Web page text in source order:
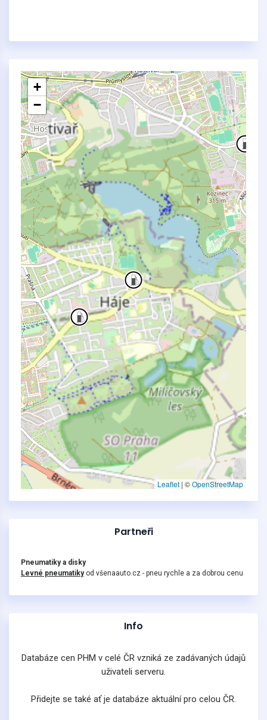
+
−
Leaflet | ©OpenStreetMap
Partneři
Pneumatiky a disky
Levné pneumatikyod všenaauto.cz - pneu rychle a za dobrou cenu
Info
Databáze cen PHM v celé ČR vzniká ze zadávaných údajů
uživateli serveru.
Přidejte se také ať je databáze aktuální pro celou ČR.